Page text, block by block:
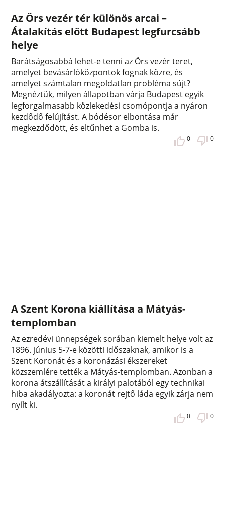
Az Örs vezér tér különös arcai –
Átalakítás előtt Budapest legfurcsább
helye
Barátságosabbá lehet-e tenni az Örs vezér teret,
amelyet bevásárlóközpontok fognak közre, és
amelyet számtalan megoldatlan probléma sújt?
Megnéztük, milyen állapotban várja Budapest egyik
legforgalmasabb közlekedési csomópontja a nyáron
kezdődő felújítást. A bódésor elbontása már
megkezdődött, és eltűnhet a Gomba is.
0 0
A Szent Korona kiállítása a Mátyás-
templomban
Az ezredévi ünnepségek sorában kiemelt helye volt az
1896. június 5-7-e közötti időszaknak, amikor is a
Szent Koronát és a koronázási ékszereket
közszemlére tették a Mátyás-templomban. Azonban a
korona átszállítását a királyi palotából egy technikai
hiba akadályozta: a koronát rejtő láda egyik zárja nem
nyílt ki.
0 0